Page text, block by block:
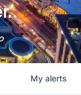
My alerts